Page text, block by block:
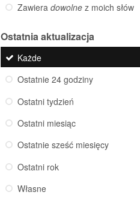
Zawiera dowolnez moich słów
Ostatnia aktualizacja
Każde
Ostatnie 24 godziny
Ostatni tydzień
Ostatni miesiąc
Ostatnie sześć miesięcy
Ostatni rok
Własne